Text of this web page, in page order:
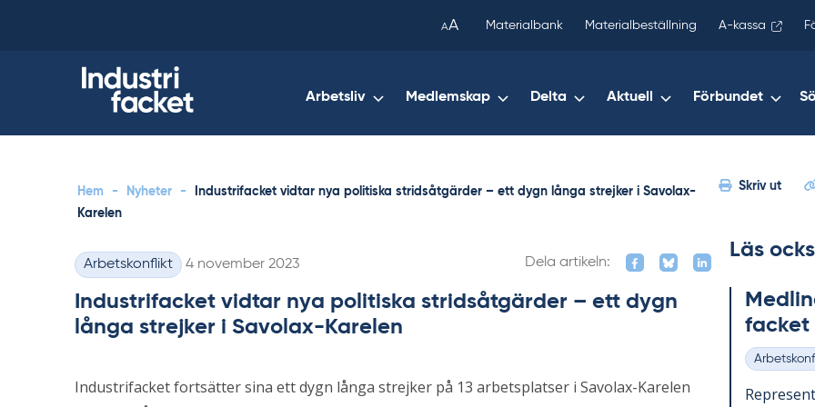
AA Materialbank Materialbeställning A-kassa
Arbetsliv Medlemskap Delta Aktuell Förbundet
Hem - Nyheter -
Industrifacket vidtar nya politiska stridsåtgärder – ett dygn långa strejker i Savolax-
Karelen
Skriv ut
Kategorier
Arbetskonflikt Skriven
4 november 2023 Dela artikeln:
Industrifacket vidtar nya politiska stridsåtgärder – ett dygn
långa strejker i Savolax-Karelen
Industrifacket fortsätter sina ett dygn långa strejker på 13 arbetsplatser i Savolax-Karelen
Läs
fac­ket
Kategorier
copied
your
clipboard.)